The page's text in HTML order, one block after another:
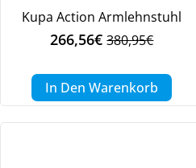
Kupa Action Armlehnstuhl
380,95€
Ursprünglicher
war:
380,95€
266,56€Aktueller
ist:
266,56€.
In Den Warenkorb